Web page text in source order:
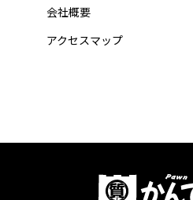
会社概要
アクセスマップ